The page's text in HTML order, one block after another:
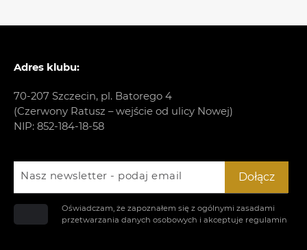
Adres klubu:
70-207 Szczecin, pl. Batorego 4
(Czerwony Ratusz – wejście od ulicy Nowej)
NIP: 852-184-18-58
Nasz newsletter - podaj email
Oświadczam, że zapoznałem się z ogólnymi zasadami
przetwarzania danych osobowych i akceptuje regulamin
Dołącz